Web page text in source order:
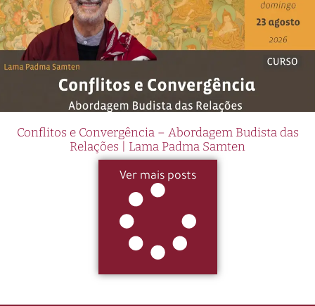
Conflitos e Convergência – Abordagem Budista das
Relações | Lama Padma Samten
Ver mais posts